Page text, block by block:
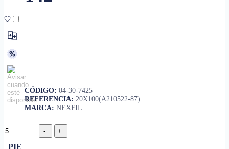
CÓDIGO: 04-30-7425
REFERENCIA: 20X100(A210522-87)
MARCA: NEXFIL
PIE